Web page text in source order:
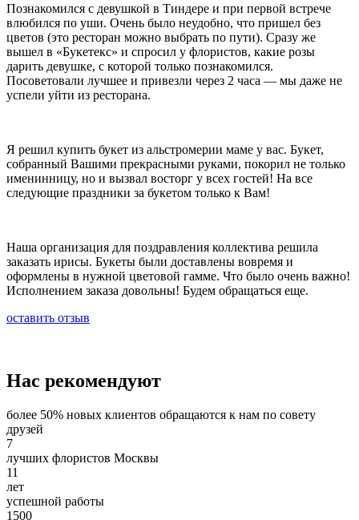
Познакомился с девушкой в Тиндере и при первой встрече
влюбился по уши. Очень было неудобно, что пришел без
цветов (это ресторан можно выбрать по пути). Сразу же
вышел в «Букетекс» и спросил у флористов, какие розы
дарить девушке, с которой только познакомился.
Посоветовали лучшее и привезли через 2 часа — мы даже не
успели уйти из ресторана.
Я решил купить букет из альстромерии маме у вас. Букет,
собранный Вашими прекрасными руками, покорил не только
именинницу, но и вызвал восторг у всех гостей! На все
следующие праздники за букетом только к Вам!
Наша организация для поздравления коллектива решила
заказать ирисы. Букеты были доставлены вовремя и
оформлены в нужной цветовой гамме. Что было очень важно!
Исполнением заказа довольны! Будем обращаться еще.
оставить отзыв
Нас рекомендуют
более 50% новых клиентов обращаются к нам по совету
друзей
7
лучших флористов Москвы
11
лет
успешной работы
1500
подсолнухах. Декоративные сорта имеют крупные наружные
лепестки и небольшую сердцевину. Что значит подсолнух на
языке цветов? Подсолнухи отличаются от других цветов
достаточно крупным соцветием, яркой расцветкой и
потрясающей энергетикой, ведь они способны у каждого
вызвать приятную улыбку. На языке цветов подсолнух
символизирует успех, благополучие, достаток. Ещё одно
порадовать своих близких таким прекрасным букетом.
Что означают каллы на языке цветов
цветку. Что же символизируют каллы на языке цветов? Если вы
хотите выразить уважение и восхищение кем-либо, то букет
калл справится с этой задачей на отлично! Также каллы
восхваляют женскую красоту и великолепие. Существует
бутона, так и по расцветке. Определённые оттенки калл имеют
взаимопонимание; жёлтые каллы выражают пожелание
избраннице о нежности и влюблённости; фиолетовые или
пурпурные каллы символизируют страсть, а также расскажут о
великолепии получательницы. Одновременно строгие и
нежные, элегантные каллы смогут вызвать истинный восторг и
восхищение!
Что означают ромашки на языке цветов